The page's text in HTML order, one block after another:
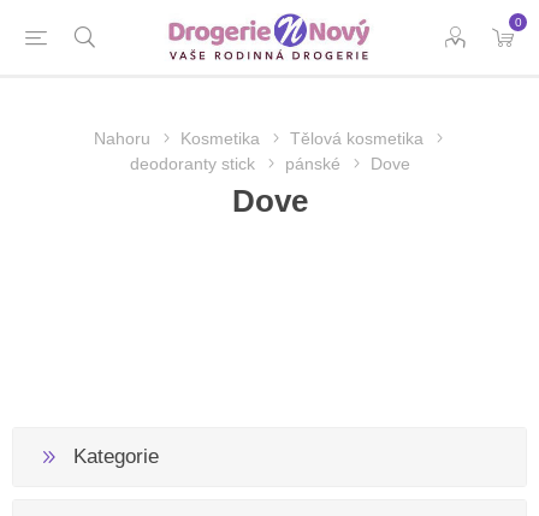
0
Nahoru Kosmetika
Tělová kosmetika
deodoranty stick
pánské Dove
Dove
Kategorie